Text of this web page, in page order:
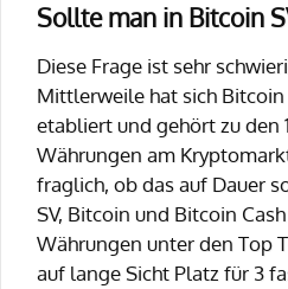
Sollte man in Bitcoin
Diese Frage ist sehr
Mittlerweile hat sich Bitcoin
etabliert und gehört zu den
Währungen am
fraglich, ob das auf Dauer
SV, Bitcoin und Bitcoin
Währungen unter den Top
auf lange Sicht Platz für 3